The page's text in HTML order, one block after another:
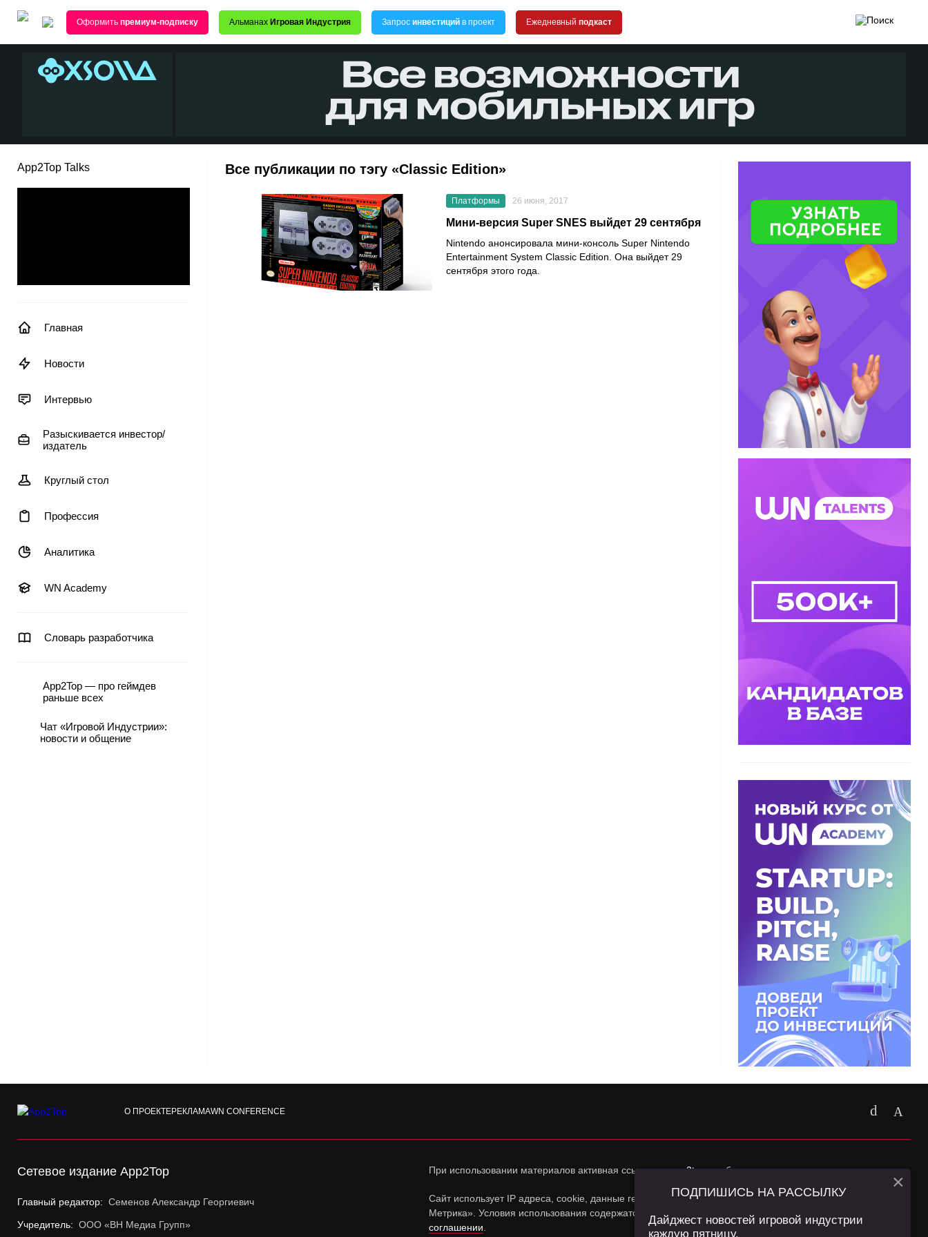
Оформить премиум-подписку Альманах Игровая Индустрия Запрос инвестиций в проект Ежедневный подкаст
App2Top Talks
Главная
Новости
Интервью
Разыскивается инвестор/
издатель
Круглый стол
Профессия
Аналитика
WN Academy
Словарь разработчика
App2Top — про геймдев
раньше всех
Чат «Игровой Индустрии»:
новости и общение
Все публикации по тэгу «Classic Edition»
Платформы 26 июня, 2017
Мини-версия Super SNES выйдет 29 сентября
Nintendo анонсировала мини-консоль Super Nintendo
Entertainment System Classic Edition. Она выйдет 29
сентября этого года.
О ПРОЕКТЕРЕКЛАМАWN CONFERENCE
Сетевое издание App2Top
Главный редактор: Семенов Александр Георгиевич
Учредитель: ООО «ВН Медиа Групп»
При использовании материалов активная ссылка наapp2top.ruобязательна.
Сайт использует IP адреса, cookie, данные геолокации Пользователей сайта и сервис «Яндекс
Метрика». Условия использования содержатся в
Политике конфиденциальностии
соглашении
ПОДПИШИСЬ НА РАССЫЛКУ
Дайджест новостей игровой индустрии
каждую пятницу.
×